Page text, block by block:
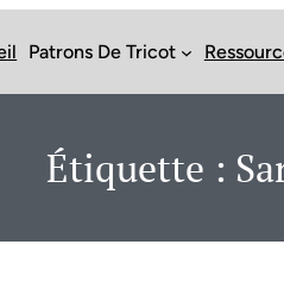
Patrons De Tricot
Étiquette :